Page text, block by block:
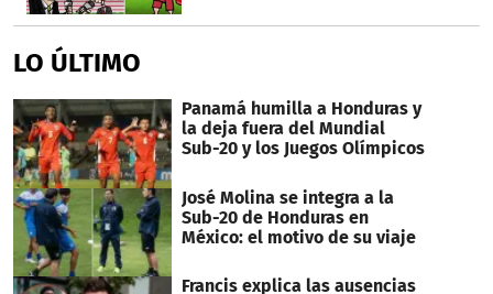
LO ÚLTIMO
Panamá humilla a Honduras y
la deja fuera del Mundial
Sub-20 y los Juegos Olímpicos
José Molina se integra a la
Sub-20 de Honduras en
México: el motivo de su viaje
Francis explica las ausencias